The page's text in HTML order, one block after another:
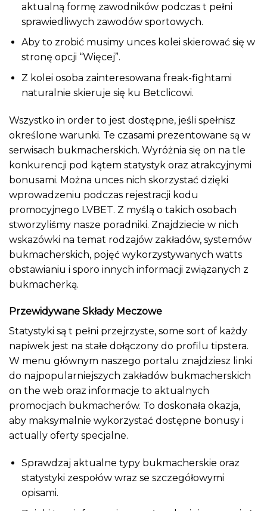
aktualną formę zawodników podczas t pełni
sprawiedliwych zawodów sportowych.
Aby to zrobić musimy unces kolei skierować się w
stronę opcji “Więcej”.
Z kolei osoba zainteresowana freak-fightami
naturalnie skieruje się ku Betclicowi.
Wszystko in order to jest dostępne, jeśli spełnisz
określone warunki. Te czasami prezentowane są w
serwisach bukmacherskich. Wyróżnia się on na tle
konkurencji pod kątem statystyk oraz atrakcyjnymi
bonusami. Można unces nich skorzystać dzięki
wprowadzeniu podczas rejestracji kodu
promocyjnego LVBET. Z myślą o takich osobach
stworzyliśmy nasze poradniki. Znajdziecie w nich
wskazówki na temat rodzajów zakładów, systemów
bukmacherskich, pojęć wykorzystywanych watts
obstawianiu i sporo innych informacji związanych z
bukmacherką.
Przewidywane Składy Meczowe
Statystyki są t pełni przejrzyste, some sort of każdy
napiwek jest na stałe dołączony do profilu tipstera.
W menu głównym naszego portalu znajdziesz linki
do najpopularniejszych zakładów bukmacherskich
on the web oraz informacje to aktualnych
promocjach bukmacherów. To doskonała okazja,
aby maksymalnie wykorzystać dostępne bonusy i
actually oferty specjalne.
Sprawdzaj aktualne typy bukmacherskie oraz
statystyki zespołów wraz se szczegółowymi
opisami.